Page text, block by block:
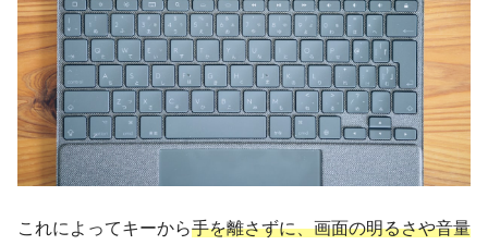
これによってキーから手を離さずに、画面の明るさや音量